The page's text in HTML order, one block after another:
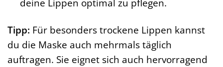
deine Lippen optimal zu pflegen.
Tipp: Für besonders trockene Lippen kannst
du die Maske auch mehrmals täglich
auftragen. Sie eignet sich auch hervorragend